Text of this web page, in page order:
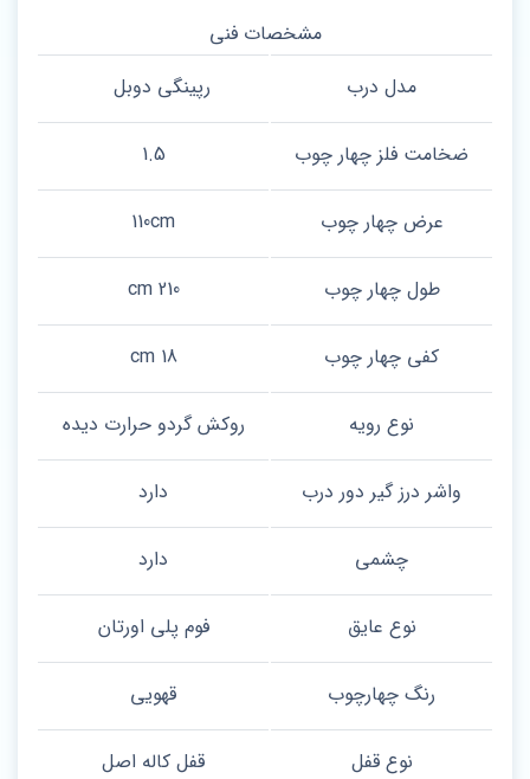
مشخصات فنی
مدل درب
رپینگی دوبل
ضخامت فلز چهار چوب 1.5
عرض چهار چوب 110cm
طول چهار چوب 210 cm
کفی چهار چوب 18 cm
نوع رویه روکش گردو حرارت دیده
واشر درز گیر دور درب دارد
چشمی دارد
نوع عایق فوم پلی اورتان
رنگ چهارچوب قهویی
نوع قفل قفل کاله اصل